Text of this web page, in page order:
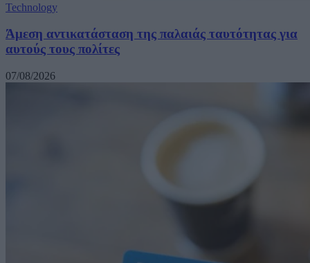
Technology
Άμεση αντικατάσταση της παλαιάς ταυτότητας για
αυτούς τους πολίτες
07/08/2026